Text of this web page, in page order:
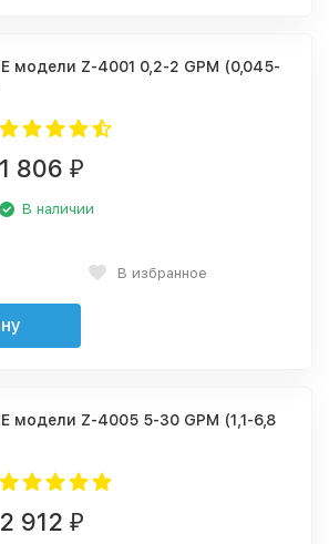
модели Z-4001 0,2-2 GPM (0,045-
1 806 ₽
В наличии
В избранное
модели Z-4005 5-30 GPM (1,1-6,8
2 912 ₽